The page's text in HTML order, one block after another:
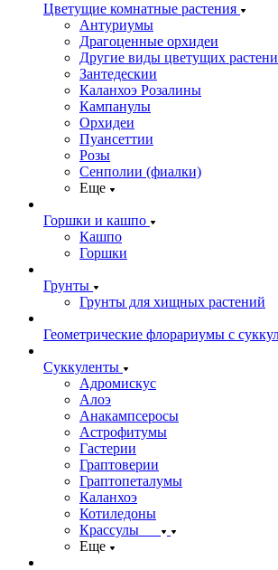
Цветущие комнатные растения
Антуриумы
Драгоценные орхидеи
Другие виды цветущих
Зантедескии
Каланхоэ Розалины
Кампанулы
Орхидеи
Пуансеттии
Розы
Сенполии (фиалки)
Еще
Горшки и кашпо
Кашпо
Горшки
Грунты
Грунты для хищных растений
Геометрические флорариумы с
Суккуленты
Адромискус
Алоэ
Анакампсеросы
Астрофитумы
Гастерии
Граптоверии
Граптопеталумы
Каланхоэ
Котиледоны
Крассулы
Еще